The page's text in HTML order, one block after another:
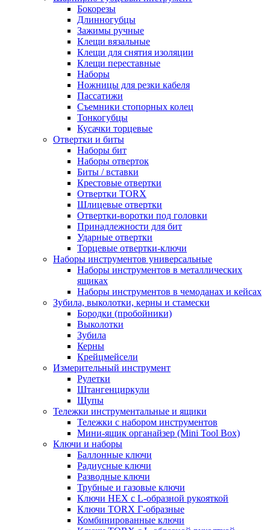
Бокорезы
Длинногубцы
Зажимы ручные
Клещи вязальные
Клещи для снятия изоляции
Клещи переставные
Наборы
Ножницы для резки кабеля
Пассатижи
Съемники стопорных колец
Тонкогубцы
Кусачки торцевые
Отвертки и биты
Наборы бит
Наборы отверток
Биты / вставки
Крестовые отвертки
Отвертки TORX
Шлицевые отвертки
Отвертки-воротки под головки
Принадлежности для бит
Ударные отвертки
Торцевые отвертки-ключи
Наборы инструментов универсальные
Наборы инструментов в металлических
ящиках
Наборы инструментов в чемоданах и кейсах
Зубила, выколотки, керны и стамески
Бородки (пробойники)
Выколотки
Зубила
Керны
Крейцмейсели
Измерительный инструмент
Рулетки
Штангенциркули
Щупы
Тележки инструментальные и ящики
Тележки с набором инструментов
Мини-ящик органайзер (Mini Tool Box)
Ключи и наборы
Баллонные ключи
Радиусные ключи
Разводные ключи
Трубные и газовые ключи
Ключи HEX с L-образной рукояткой
Ключи TORX Г-образные
Комбинированные ключи